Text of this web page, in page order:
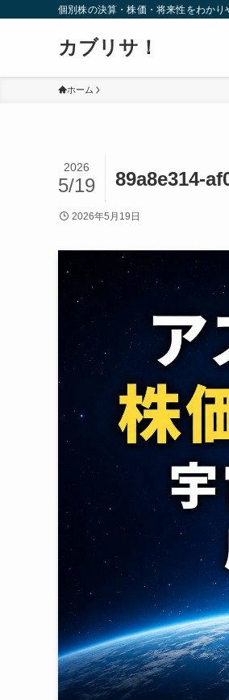
個別株の決算・株価・将来性をわかり
カブリサ！
ホーム
89a8e314-
2026
5/19
2026年5月19日